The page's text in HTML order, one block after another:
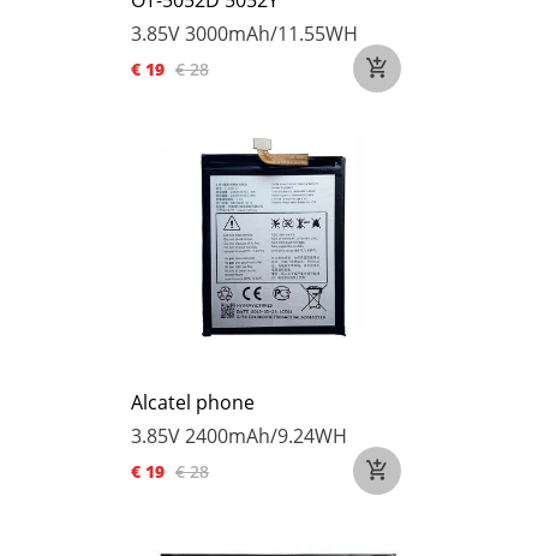
3.85V3000mAh/11.55WH
€ 19 € 28
Alcatel phone
3.85V2400mAh/9.24WH
€ 19 € 28